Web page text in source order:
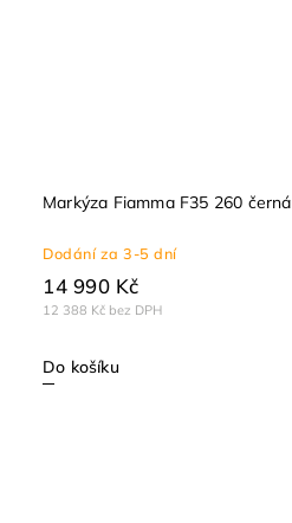
Markýza Fiamma F35 260 černá
Dodání za 3-5 dní
12 388 Kč bez DPH
14 990 Kč
Do košíku